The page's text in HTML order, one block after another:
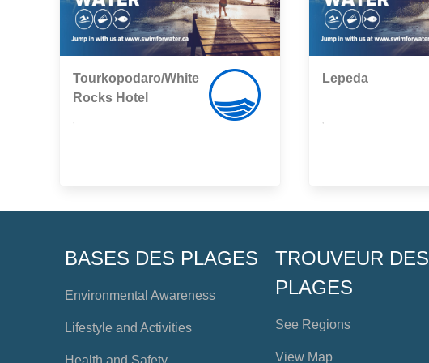
Tourkopodaro/White
Rocks Hotel
Lepeda
BASES DES PLAGES
Environmental Awareness
Lifestyle and Activities
Health and Safety
TROUVEUR DES
PLAGES
See Regions
View Map